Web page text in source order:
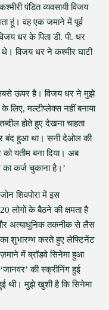
पंडित व्यवसायी विजय
हूं। वह एक जमाने में पूर्व
धर के पिता डी. पी. धर
थे। विजय धर ने कश्मीर घाटी
ऊपर है। विजय धर ने मुझे
लिए, मल्टीप्लेक्स नहीं बनाया
होते हुए देखना चाहता
बंद हुआ था। सनी देओल की
यतीम बना दिया। अब
कर्ज चुकाना है।’
जोन शिवपोरा में इस
लोगों के बैठने की क्षमता है
अत्याधुनिक तकनीक से लैस
शुभारम्भ करते हुए लेफ्टिनेंट
में ब्रॉडवे सिनेमा हुआ
की स्क्रीनिंग हुई
थी। मुझे खुशी है कि सिनेमा